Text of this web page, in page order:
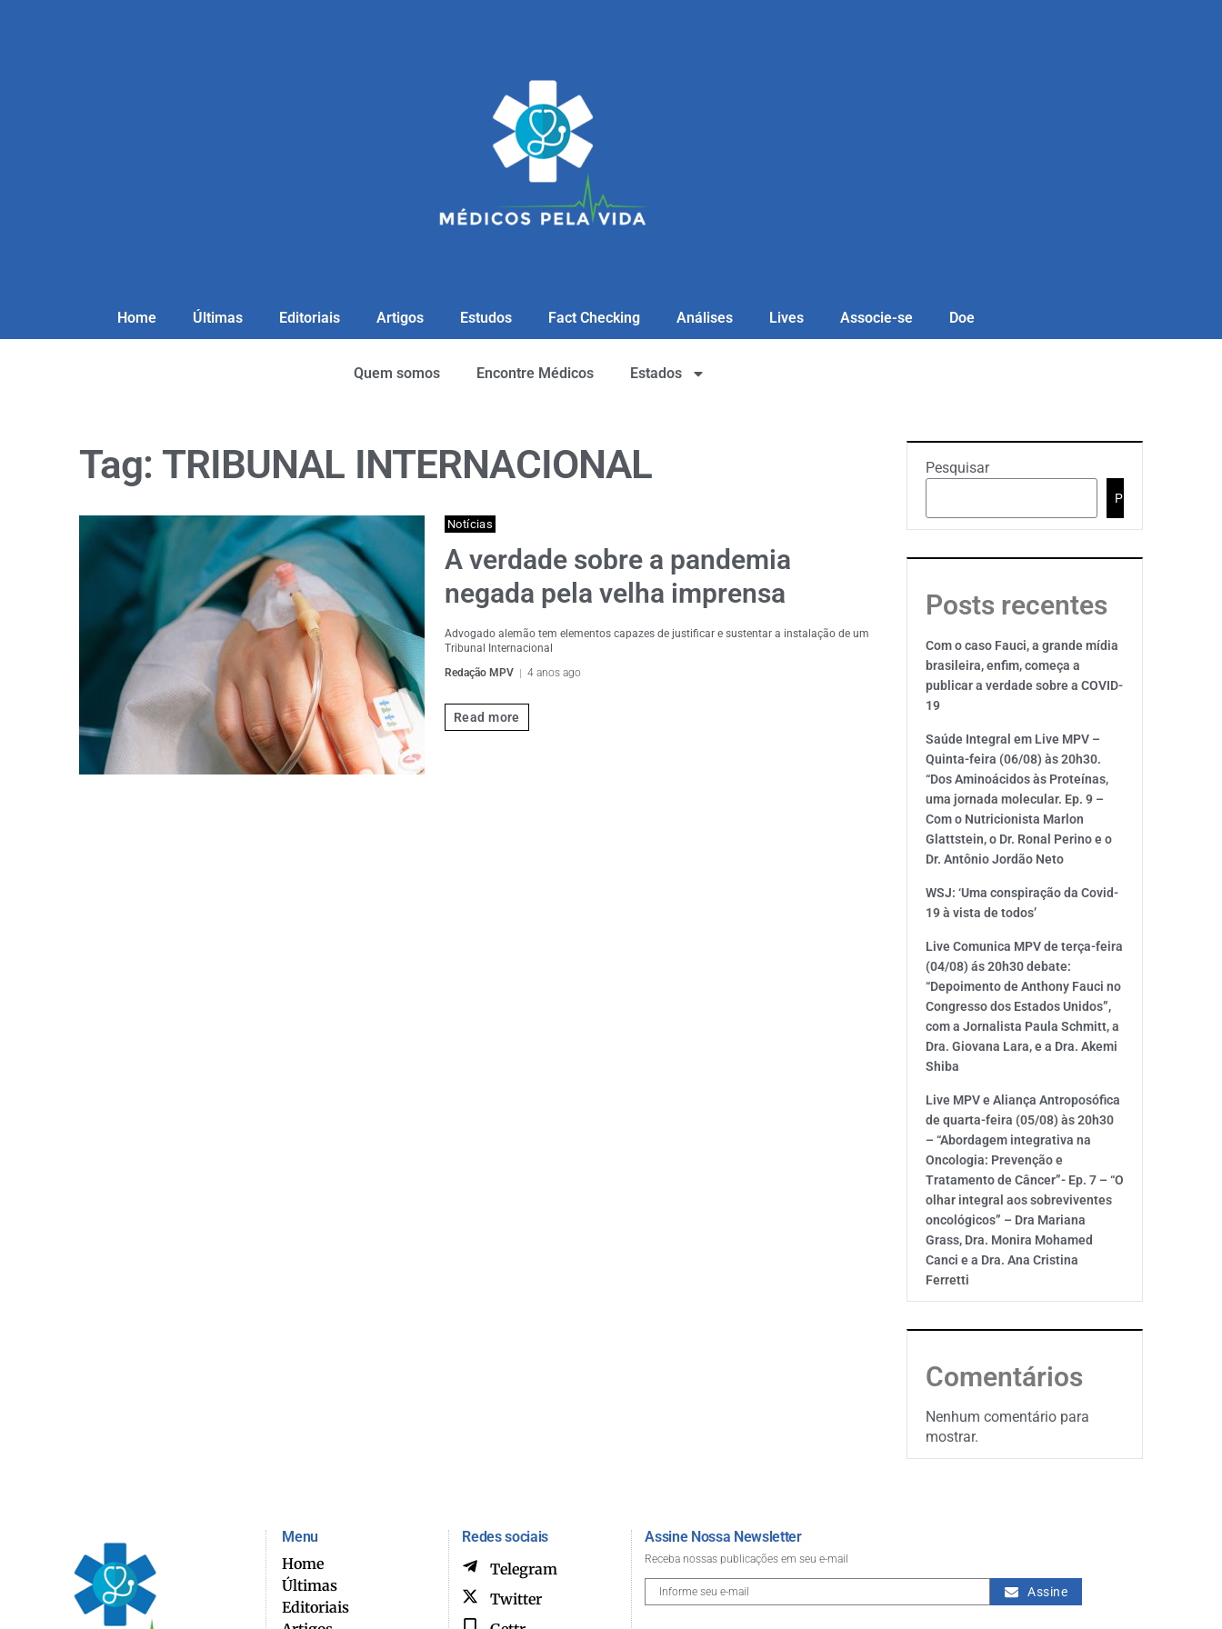
Home Últimas Editoriais Artigos Estudos Fact Checking Análises Lives Associe-se Doe
Quem somos Encontre Médicos Estados
Tag: TRIBUNAL INTERNACIONAL
Notícias
A verdade sobre a pandemia
negada pela velha imprensa
Advogado alemão tem elementos capazes de justificar e sustentar a instalação de um
Tribunal Internacional
Redação MPV
4 anos ago
Read more
Pesquisar
Pesquisar
Posts recentes
Com o caso Fauci, a grande mídia
brasileira, enfim, começa a
publicar a verdade sobre a COVID-
19
Saúde Integral em Live MPV –
Quinta-feira (06/08) às 20h30.
“Dos Aminoácidos às Proteínas,
uma jornada molecular. Ep. 9 –
Com o Nutricionista Marlon
Glattstein, o Dr. Ronal Perino e o
Dr. Antônio Jordão Neto
WSJ: ‘Uma conspiração da Covid-
19 à vista de todos’
Live Comunica MPV de terça-feira
(04/08) ás 20h30 debate:
“Depoimento de Anthony Fauci no
Congresso dos Estados Unidos”,
com a Jornalista Paula Schmitt, a
Dra. Giovana Lara, e a Dra. Akemi
Shiba
Live MPV e Aliança Antroposófica
de quarta-feira (05/08) às 20h30
– “Abordagem integrativa na
Oncologia: Prevenção e
Tratamento de Câncer”- Ep. 7 – “O
olhar integral aos sobreviventes
oncológicos” – Dra Mariana
Grass, Dra. Monira Mohamed
Canci e a Dra. Ana Cristina
Ferretti
Comentários
Nenhum comentário para
mostrar.
Menu
Home
Últimas
Editoriais
Redes sociais
Telegram
Twitter
Assine Nossa Newsletter
Receba nossas publicações em seu e-mail
Assine